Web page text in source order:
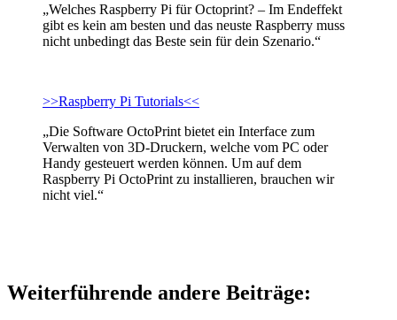
„Welches Raspberry Pi für Octoprint? – Im Endeffekt
gibt es kein am besten und das neuste Raspberry muss
nicht unbedingt das Beste sein für dein Szenario.“
>>Raspberry Pi Tutorials<<
„Die Software OctoPrint bietet ein Interface zum
Verwalten von 3D-Druckern, welche vom PC oder
Handy gesteuert werden können. Um auf dem
Raspberry Pi OctoPrint zu installieren, brauchen wir
nicht viel.“
Weiterführende andere Beiträge: